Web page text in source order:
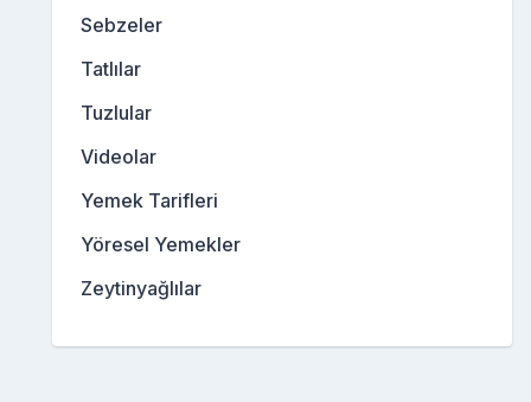
Sebzeler
Tatlılar
Tuzlular
Videolar
Yemek Tarifleri
Yöresel Yemekler
Zeytinyağlılar